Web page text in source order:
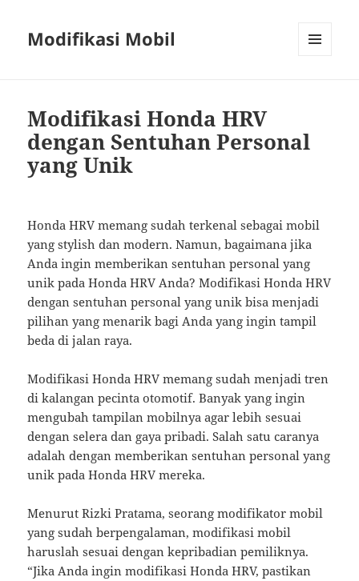
Modifikasi Mobil
Modifikasi Honda HRV
dengan Sentuhan Personal
yang Unik
Honda HRV memang sudah terkenal sebagai mobil
yang stylish dan modern. Namun, bagaimana jika
Anda ingin memberikan sentuhan personal yang
unik pada Honda HRV Anda? Modifikasi Honda HRV
dengan sentuhan personal yang unik bisa menjadi
pilihan yang menarik bagi Anda yang ingin tampil
beda di jalan raya.
Modifikasi Honda HRV memang sudah menjadi tren
di kalangan pecinta otomotif. Banyak yang ingin
mengubah tampilan mobilnya agar lebih sesuai
dengan selera dan gaya pribadi. Salah satu caranya
adalah dengan memberikan sentuhan personal yang
unik pada Honda HRV mereka.
Menurut Rizki Pratama, seorang modifikator mobil
yang sudah berpengalaman, modifikasi mobil
haruslah sesuai dengan kepribadian pemiliknya.
“Jika Anda ingin modifikasi Honda HRV, pastikan